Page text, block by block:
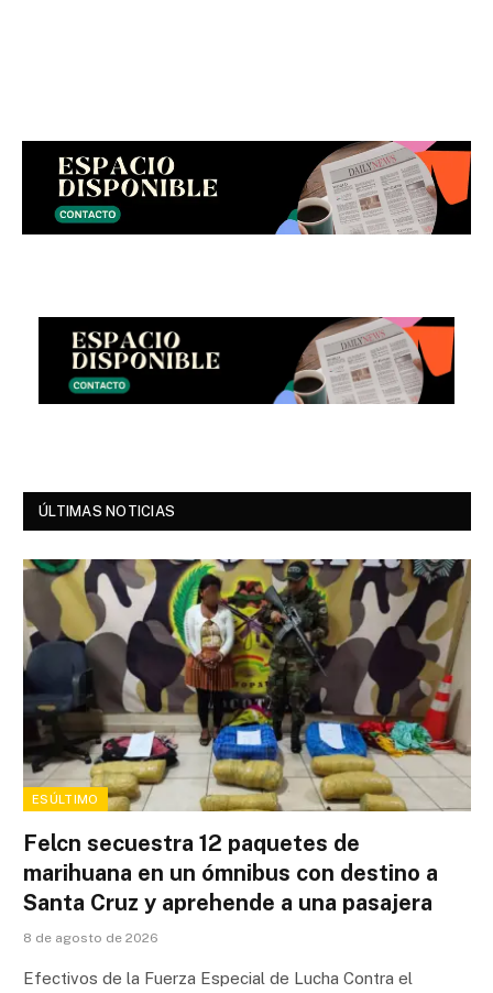
ÚLTIMAS NOTICIAS
ESÚLTIMO
Felcn secuestra 12 paquetes de
marihuana en un ómnibus con destino a
Santa Cruz y aprehende a una pasajera
8 de agosto de 2026
Efectivos de la Fuerza Especial de Lucha Contra el